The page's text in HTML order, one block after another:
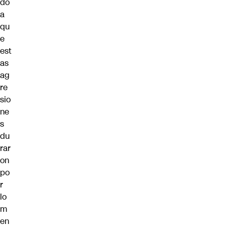
a
qu
e
est
as
ag
re
sio
ne
s
du
rar
on
po
r
lo
m
en